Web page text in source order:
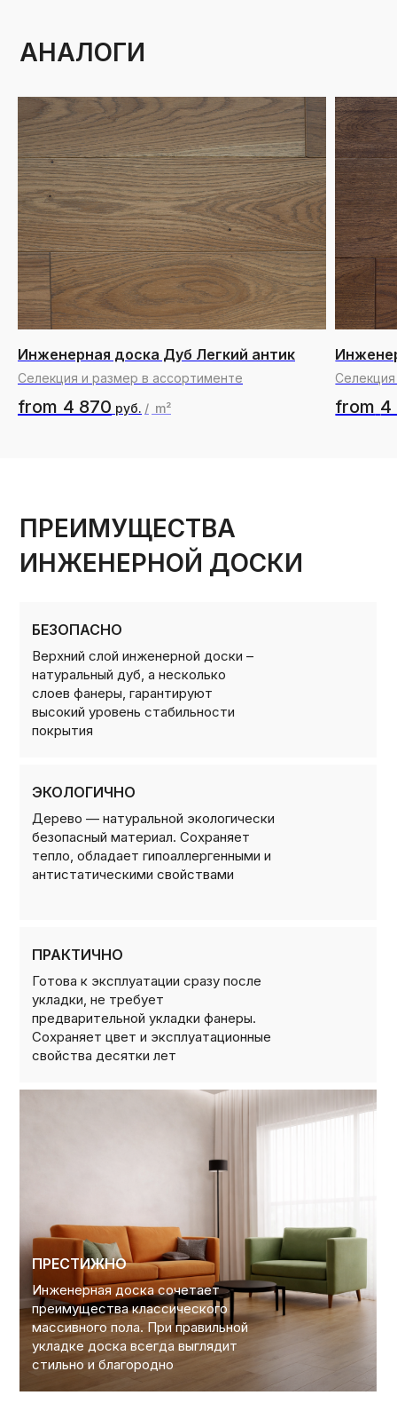
Инженерная доска Дуб Легкий антик
Селекция и размер в ассортименте
from 4 870 руб. / m² from 4
Инженерная доска сочетает
преимущества классического
массивного пола. При правильной
укладке доска всегда выглядит
стильно и благородно
ПРЕСТИЖНО
Готова к эксплуатации сразу после
укладки, не требует
предварительной укладки фанеры.
Сохраняет цвет и эксплуатационные
свойства десятки лет
ПРАКТИЧНО
Дерево — натуральной экологически
безопасный материал. Сохраняет
тепло, обладает гипоаллергенными и
антистатическими свойствами
ЭКОЛОГИЧНО
Верхний слой инженерной доски –
натуральный дуб, а несколько
слоев фанеры, гарантируют
высокий уровень стабильности
покрытия
БЕЗОПАСНО